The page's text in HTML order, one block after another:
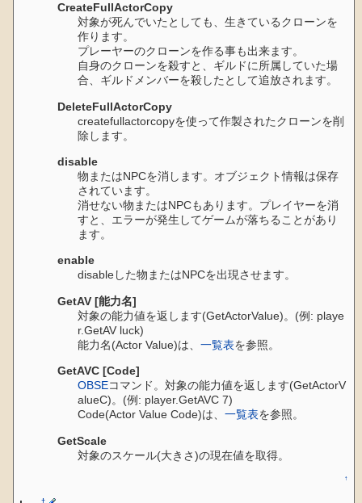
CreateFullActorCopy
対象が死んでいたとしても、生きているクローンを
作ります。
プレーヤーのクローンを作る事も出来ます。
自身のクローンを殺すと、ギルドに所属していた場
合、ギルドメンバーを殺したとして追放されます。
DeleteFullActorCopy
createfullactorcopyを使って作製されたクローンを削
除します。
disable
物またはNPCを消します。オブジェクト情報は保存
されています。
消せない物またはNPCもあります。プレイヤーを消
すと、エラーが発生してゲームが落ちることがあり
ます。
enable
disableした物またはNPCを出現させます。
GetAV [能力名]
対象の能力値を返します(GetActorValue)。(例: playe
r.GetAV luck)
能力名(Actor Value)は、一覧表を参照。
GetAVC [Code]
OBSEコマンド。対象の能力値を返します(GetActorV
alueC)。(例: player.GetAVC 7)
Code(Actor Value Code)は、一覧表を参照。
GetScale
対象のスケール(大きさ)の現在値を取得。
↑